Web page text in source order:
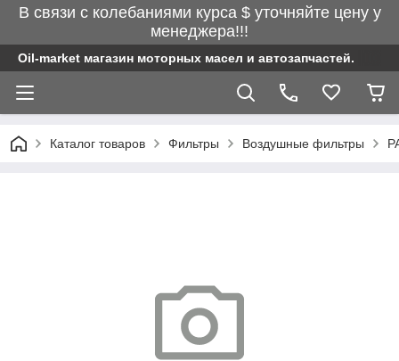
В связи с колебаниями курса $ уточняйте цену у
менеджера!!!
Oil-market магазин моторных масел и автозапчастей.
Каталог товаров Фильтры Воздушные фильтры